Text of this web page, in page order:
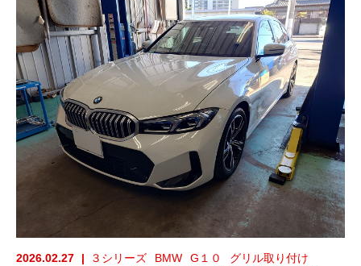
2026.02.27 ３シリーズ BMW G１０
グリル取り付け